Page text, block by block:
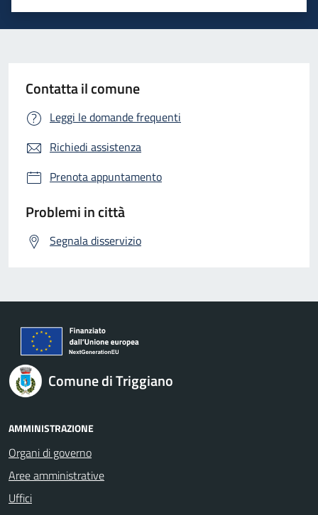
Valuta 5 stelle su 5
Valuta 4 stelle su 5
Valuta 3 stelle su 5
Valuta 2 stelle su 5
Valuta 1 stelle su 5
Contatta il comune
Leggi le domande frequenti
Richiedi assistenza
Prenota appuntamento
Problemi in città
Segnala disservizio
Comune di Triggiano
AMMINISTRAZIONE
Organi di governo
Aree amministrative
Uffici